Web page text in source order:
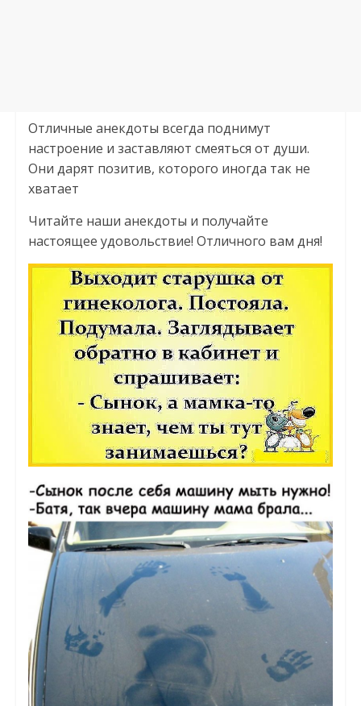
Отличные анекдоты всегда поднимут
настроение и заставляют смеяться от души.
Они дарят позитив, которого иногда так не
хватает
Читайте наши анекдоты и получайте
настоящее удовольствие! Отличного вам дня!